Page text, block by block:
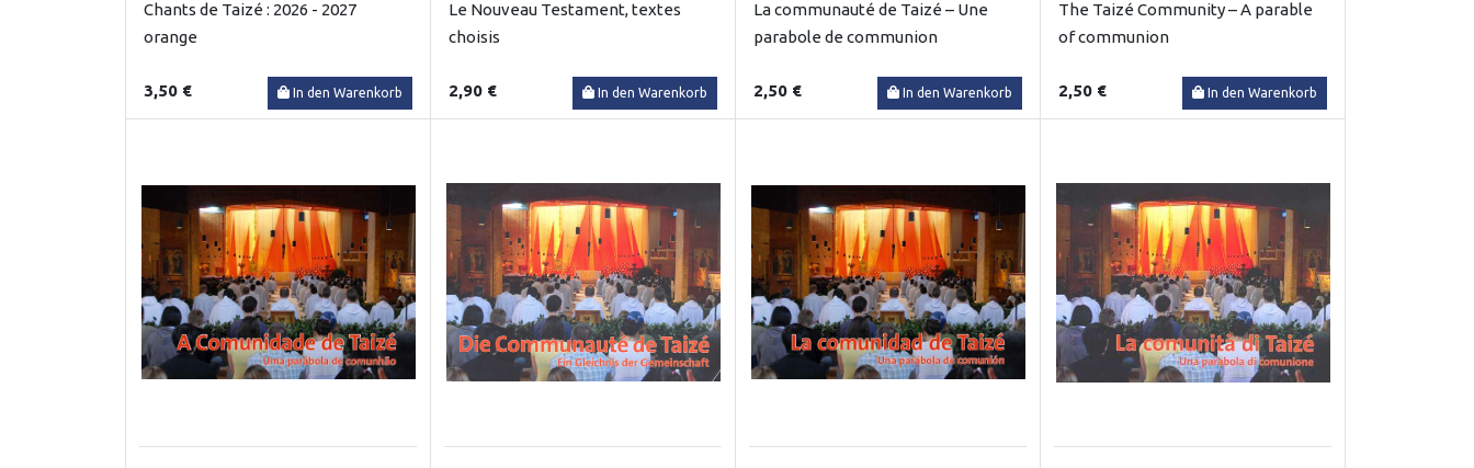
Chants de Taizé : 2026 - 2027
orange
3,50 € In den Warenkorb
Le Nouveau Testament, textes
choisis
2,90 € In den Warenkorb
La communauté de Taizé – Une
parabole de communion
2,50 € In den Warenkorb
The Taizé Community – A parable
of communion
2,50 € In den Warenkorb